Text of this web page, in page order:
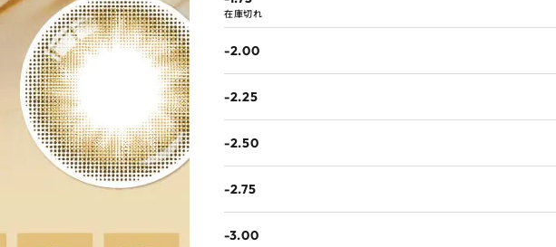
在庫切れ
-2.00
-2.25
-2.50
-2.75
-3.00